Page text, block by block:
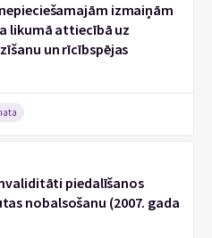
izmaiņām
likumā attiecībā uz
un rīcībspējas
piedalīšanos
nobalsošanu (2007. gada